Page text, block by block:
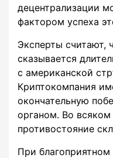
децентрализации
фактором успеха
Эксперты считают,
сказывается
с американской
Криптокомпания
окончательную
органом. Во всяком
противостояние
При